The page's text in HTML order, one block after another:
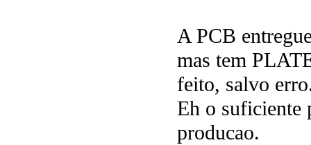
A PCB
mas tem
feito, salvo
Eh o suficiente
producao.